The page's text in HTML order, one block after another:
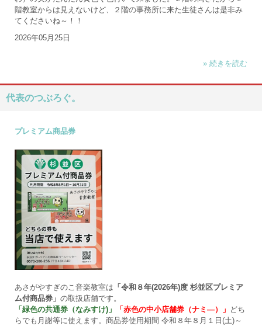
階教室からは見えないけど、２階の事務所に来た生徒さんは是非み
てくださいね～！！
2026年05月25日
» 続きを読む
代表のつぶろぐ。
プレミアム商品券
あさがやすぎのこ音楽教室は 「令和８年(2026年)度 杉並区プレミア
ム付商品券」 の取扱店舗です。
「緑色の共通券（なみすけ)」
「赤色の中小店舗券（ナミ―）」 どち
らでも月謝等に使えます。商品券使用期間 令和８年８月１日(土)～